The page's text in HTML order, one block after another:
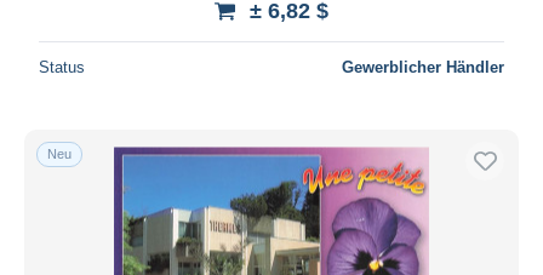
± 6,82 $
Status Gewerblicher Händler
Neu